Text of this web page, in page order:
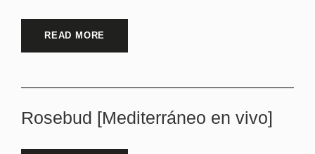
READ MORE
Rosebud [Mediterráneo en vivo]